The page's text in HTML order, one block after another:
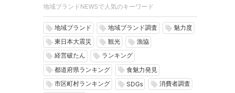
地域ブランドNEWSで人気のキーワード
local_offer 地域ブランド local_offer 地域ブランド調査 local_offer 魅力度
local_offer 東日本大震災 local_offer 観光 local_offer 漁協
local_offer 経営破たん local_offer ランキング
local_offer 都道府県ランキング local_offer 食魅力発見
local_offer 市区町村ランキング local_offer SDGs local_offer 消費者調査